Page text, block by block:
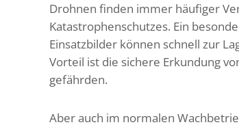
Drohnen finden immer häufiger
Katastrophenschutzes. Ein
Einsatzbilder können schnell zur
Vorteil ist die sichere Erkundung
gefährden.
Aber auch im normalen